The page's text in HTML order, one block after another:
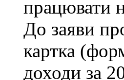
працювати
До заяви
картка
доходи за